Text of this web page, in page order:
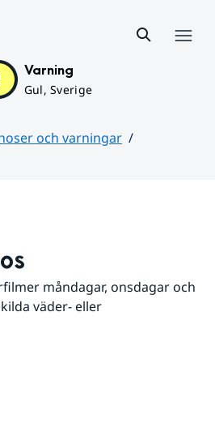
Varning
Gul, Sverige
och varningar
måndagar, onsdagar och
väder- eller